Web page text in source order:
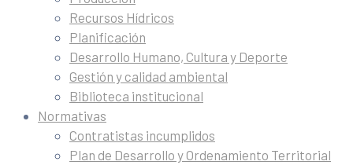
Recursos Hídricos
Planificación
Desarrollo Humano, Cultura y Deporte
Gestión y calidad ambiental
Biblioteca institucional
Normativas
Contratistas incumplidos
Plan de Desarrollo y Ordenamiento Territorial